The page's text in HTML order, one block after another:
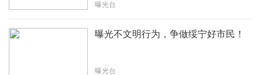
曝光台
曝光不文明行为，争做绥宁好市民！
曝光台